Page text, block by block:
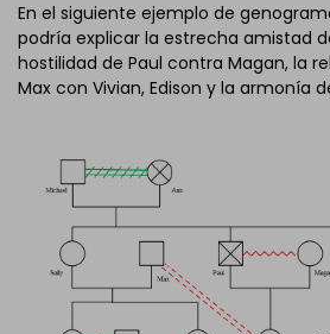
En el siguiente ejemplo de
podría explicar la estrecha amistad
hostilidad de Paul contra Magan, la
Max con Vivian, Edison y la armonía